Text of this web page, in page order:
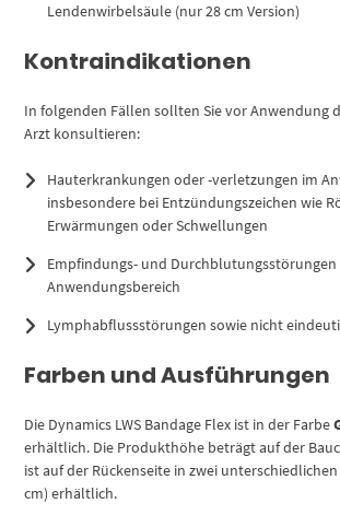
Lendenwirbelsäule (nur 28 cm Version)
Kontraindikationen
In folgenden Fällen sollten Sie vor Anwendung
Arzt konsultieren:
Hauterkrankungen oder -verletzungen im
insbesondere bei Entzündungszeichen wie
Erwärmungen oder Schwellungen
Empfindungs- und Durchblutungsstörungen
Anwendungsbereich
Lymphabflussstörungen sowie nicht
Farben und Ausführungen
Die Dynamics LWS Bandage Flex ist in der Farbe
erhältlich. Die Produkthöhe beträgt auf der
ist auf der Rückenseite in zwei
cm) erhältlich.